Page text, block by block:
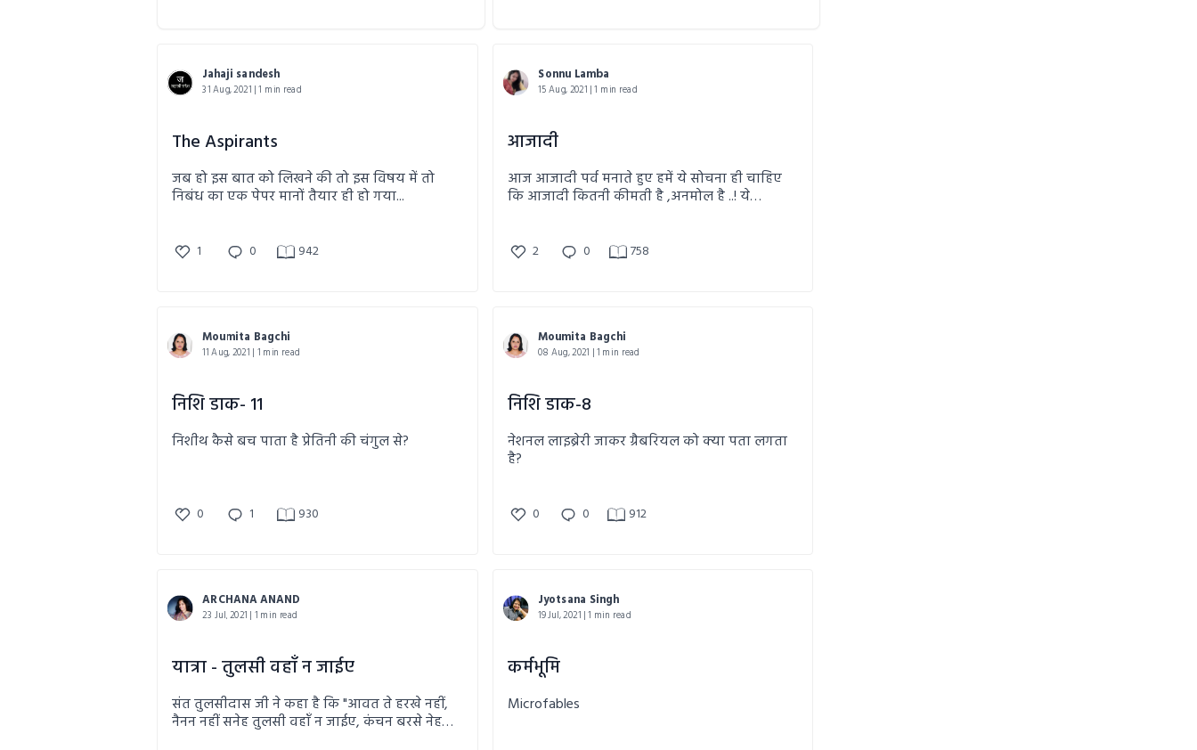
Jahaji sandesh
31 Aug, 2021 | 1 min read
The Aspirants
जब हो इस बात को लिखने की तो इस विषय में तो
निबंध का एक पेपर मानों तैयार ही हो गया...
1 0 942
Sonnu Lamba
15 Aug, 2021 | 1 min read
आजादी
आज आजादी पर्व मनाते हुए हमें ये सोचना ही चाहिए
कि आजादी कितनी कीमती है ,अनमोल है ..! ये
2 0 758
Moumita Bagchi
11 Aug, 2021 | 1 min read
निशि डाक- 11
निशीथ कैसे बच पाता है प्रेतिनी की चंगुल से?
0 1 930
Moumita Bagchi
08 Aug, 2021 | 1 min read
निशि डाक-8
नेशनल लाइब्रेरी जाकर ग्रैबरियल को क्या पता लगता
है?
0 0 912
ARCHANA ANAND
23 Jul, 2021 | 1 min read
यात्रा - तुलसी वहाँ न जाईए
संत तुलसीदास जी ने कहा है कि "आवत ते हरखे नहीं,
नैनन नहीं सनेह तुलसी वहाँ न जाईए, कंचन बरसे नेह"
Jyotsana Singh
19 Jul, 2021 | 1 min read
कर्मभूमि
Microfables